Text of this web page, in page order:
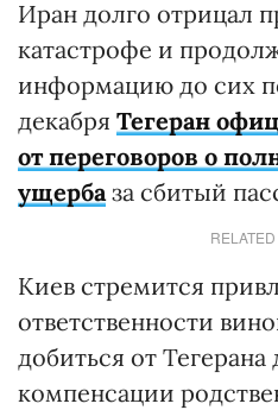
Иран долго отрицал
катастрофе и
информацию до сих
декабря Тегеран
от переговоров о
ущербаза сбитый
Киев стремится
ответственности
добиться от
компенсации